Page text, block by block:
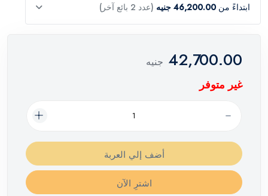
ابتداءً من 46,200.00 جنيه (عدد 2 بائع آخر)
42,700.00 جنيه
غير متوفر
أضف إلي العربة
اشترِ الآن